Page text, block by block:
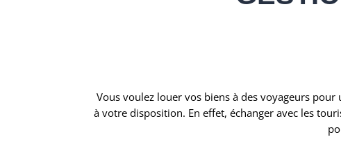
Vous voulez louer vos biens à des voyageurs
à votre disposition. En effet, échanger avec les